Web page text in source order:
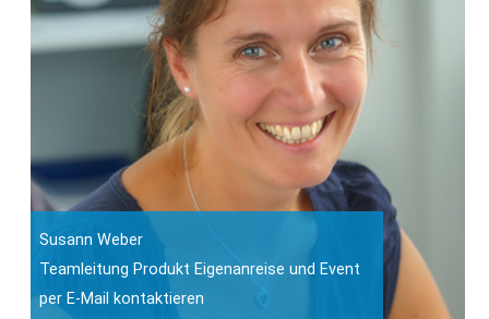
Susann Weber
Teamleitung Produkt Eigenanreise und Event
per E-Mail kontaktieren